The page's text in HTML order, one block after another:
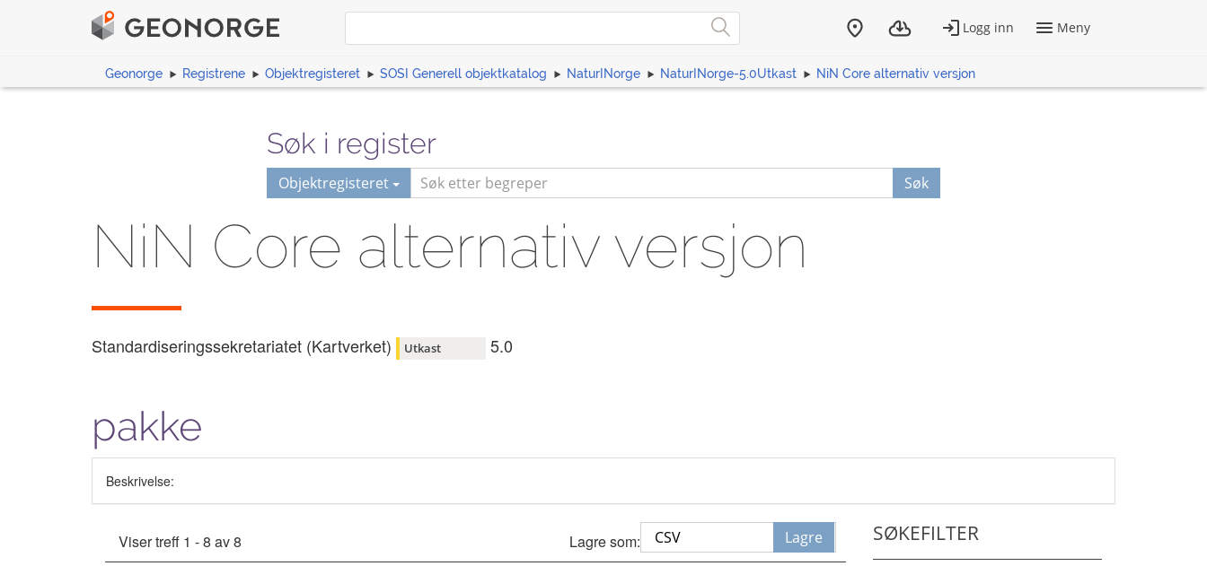
Geonorge Registrene Objektregisteret SOSI Generell objektkatalog NaturINorge NaturINorge-5.0Utkast NiN Core alternativ versjon
Søk i register
Objektregisteret Søk
NiN Core alternativ versjon
Standardiseringssekretariatet (Kartverket) Utkast 5.0
pakke
Beskrivelse:
Viser treff 1 - 8 av 8 Lagre som: Lagre SØKEFILTER